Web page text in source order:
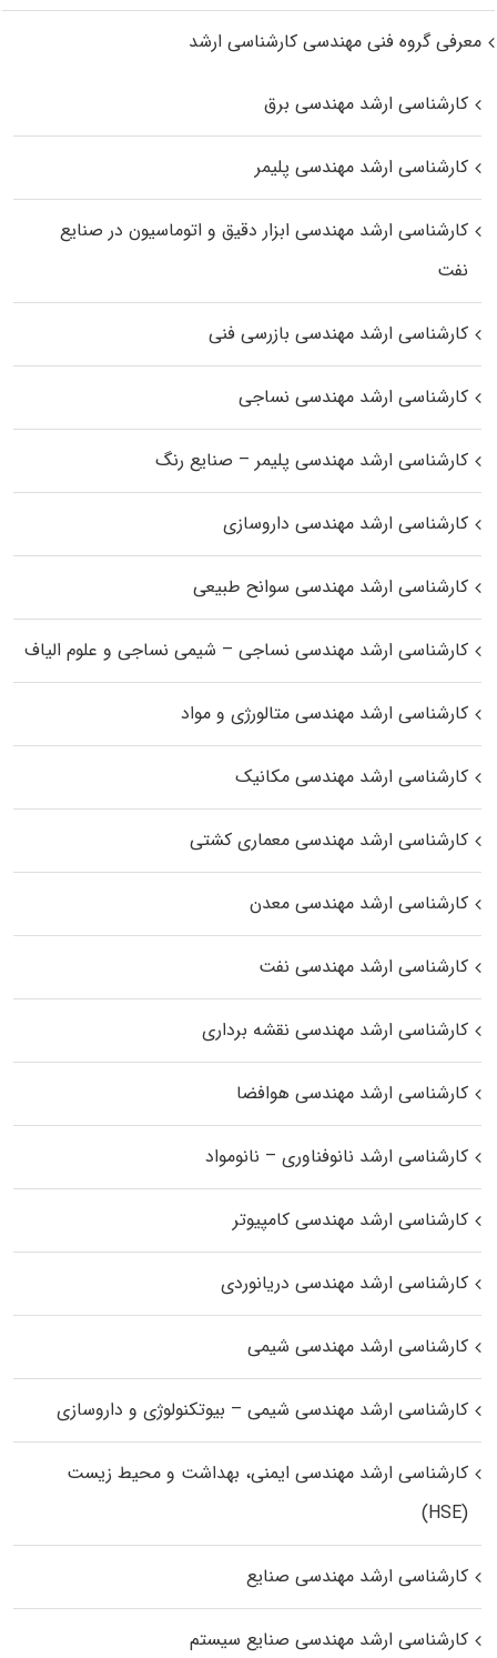
معرفی گروه فنی مهندسی کارشناسی ارشد
کارشناسی ارشد مهندسی برق
کارشناسی ارشد مهندسی پلیمر
کارشناسی ارشد مهندسی ابزار دقیق و اتوماسیون در صنایع
نفت
کارشناسی ارشد مهندسی بازرسی فنی
کارشناسی ارشد مهندسی نساجی
کارشناسی ارشد مهندسی پلیمر – صنایع رنگ
کارشناسی ارشد مهندسی داروسازی
کارشناسی ارشد مهندسی سوانح طبیعی
کارشناسی ارشد مهندسی نساجی – شیمی نساجی و علوم الیاف
کارشناسی ارشد مهندسی متالورژی و مواد
کارشناسی ارشد مهندسی مکانیک
کارشناسی ارشد مهندسی معماری کشتی
کارشناسی ارشد مهندسی معدن
کارشناسی ارشد مهندسی نفت
کارشناسی ارشد مهندسی نقشه برداری
کارشناسی ارشد مهندسی هوافضا
کارشناسی ارشد نانوفناوری – نانومواد
کارشناسی ارشد مهندسی کامپیوتر
کارشناسی ارشد مهندسی دریانوردی
کارشناسی ارشد مهندسی شیمی
کارشناسی ارشد مهندسی شیمی – بیوتکنولوژی و داروسازی
کارشناسی ارشد مهندسی ایمنی، بهداشت و محیط زیست
(HSE)
کارشناسی ارشد مهندسی صنایع
کارشناسی ارشد مهندسی صنایع سیستم